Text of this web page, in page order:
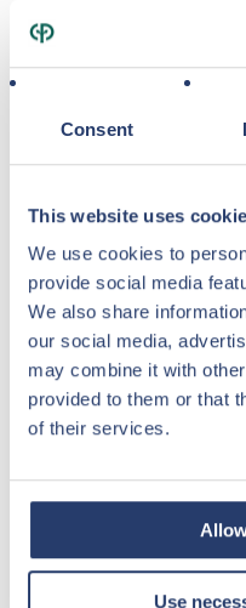
Consent
This website uses
We use cookies to
provide social media
We also share
our social media,
may combine it with
provided to them or that
of their services.
Use
Lieu du rendez-vous
Date de rendez-vous